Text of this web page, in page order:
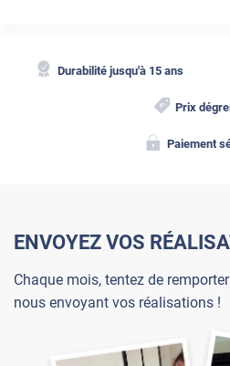
Durabilité jusqu'à 15 ans
Prix
Paiement
ENVOYEZ VOS
Chaque mois, tentez de
nous envoyant vos réalisations !